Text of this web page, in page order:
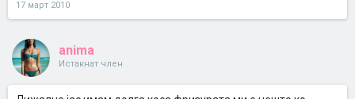
17 март 2010
anima
Истакнат член